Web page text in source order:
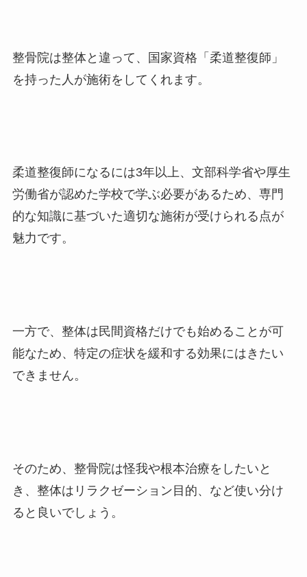
整骨院は整体と違って、国家資格「柔道整復師」
を持った人が施術をしてくれます。
柔道整復師になるには3年以上、文部科学省や厚生
労働省が認めた学校で学ぶ必要があるため、専門
的な知識に基づいた適切な施術が受けられる点が
魅力です。
一方で、整体は民間資格だけでも始めることが可
能なため、特定の症状を緩和する効果にはきたい
できません。
そのため、整骨院は怪我や根本治療をしたいと
き、整体はリラクゼーション目的、など使い分け
ると良いでしょう。